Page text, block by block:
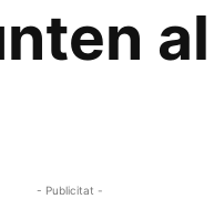
al
- Publicitat -